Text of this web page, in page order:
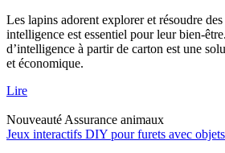
Les lapins adorent explorer et résoudre
intelligence est essentiel pour leur bien-
d’intelligence à partir de carton est une
et économique.
Lire
Nouveauté Assurance animaux
Jeux interactifs DIY pour furets avec